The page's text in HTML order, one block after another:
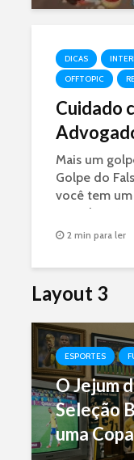
DICAS
OFFTOPIC
Cuidado
Mais um
Golpe do
você tem
uma decisão
2 min para ler
Layout 3
ESPORTES
O Jejum
Seleção
uma